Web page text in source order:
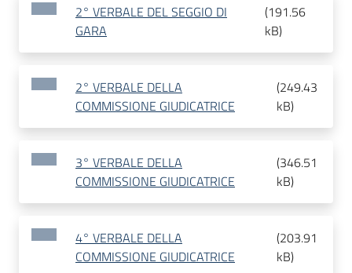
2° VERBALE DEL SEGGIO DI
GARA
(191.56
kB)
2° VERBALE DELLA
COMMISSIONE GIUDICATRICE
(249.43
kB)
3° VERBALE DELLA
COMMISSIONE GIUDICATRICE
(346.51
kB)
4° VERBALE DELLA
COMMISSIONE GIUDICATRICE
(203.91
kB)